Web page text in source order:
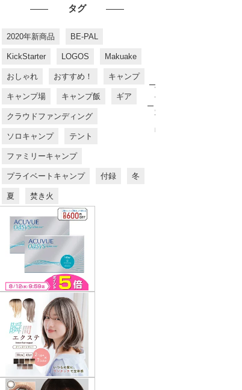
タグ
2020年新商品 BE-PAL
KickStarter LOGOS Makuake
おしゃれ おすすめ！ キャンプ
キャンプ場 キャンプ飯 ギア
クラウドファンディング
ソロキャンプ テント
ファミリーキャンプ
プライベートキャンプ 付録 冬
夏 焚き火
す
す
め
商
品